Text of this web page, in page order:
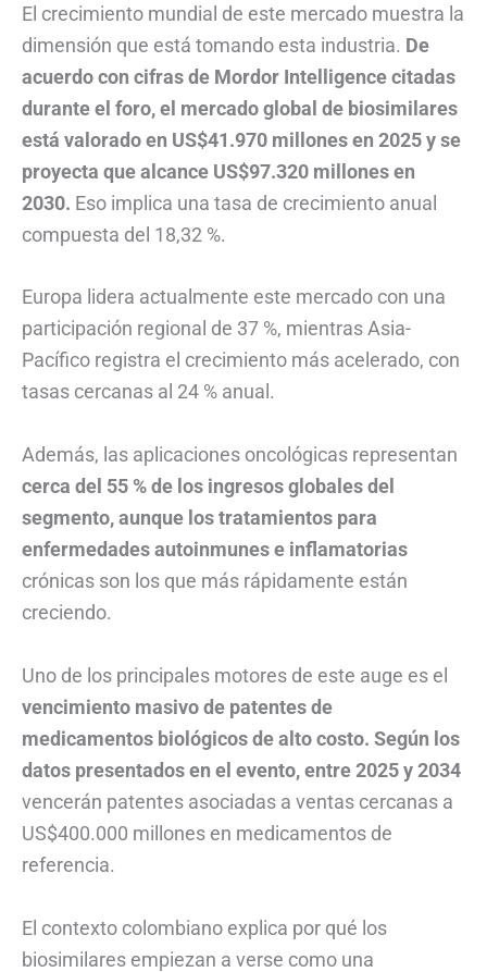
El crecimiento mundial de este mercado muestra la
dimensión que está tomando esta industria. De
acuerdo con cifras de Mordor Intelligence citadas
durante el foro, el mercado global de biosimilares
está valorado en US$41.970 millones en 2025 y se
proyecta que alcance US$97.320 millones en
2030. Eso implica una tasa de crecimiento anual
compuesta del 18,32 %.
Europa lidera actualmente este mercado con una
participación regional de 37 %, mientras Asia-
Pacífico registra el crecimiento más acelerado, con
tasas cercanas al 24 % anual.
Además, las aplicaciones oncológicas representan
cerca del 55 % de los ingresos globales del
segmento, aunque los tratamientos para
enfermedades autoinmunes e inflamatorias
crónicas son los que más rápidamente están
creciendo.
Uno de los principales motores de este auge es el
vencimiento masivo de patentes de
medicamentos biológicos de alto costo. Según los
datos presentados en el evento, entre 2025 y 2034
vencerán patentes asociadas a ventas cercanas a
US$400.000 millones en medicamentos de
referencia.
El contexto colombiano explica por qué los
biosimilares empiezan a verse como una